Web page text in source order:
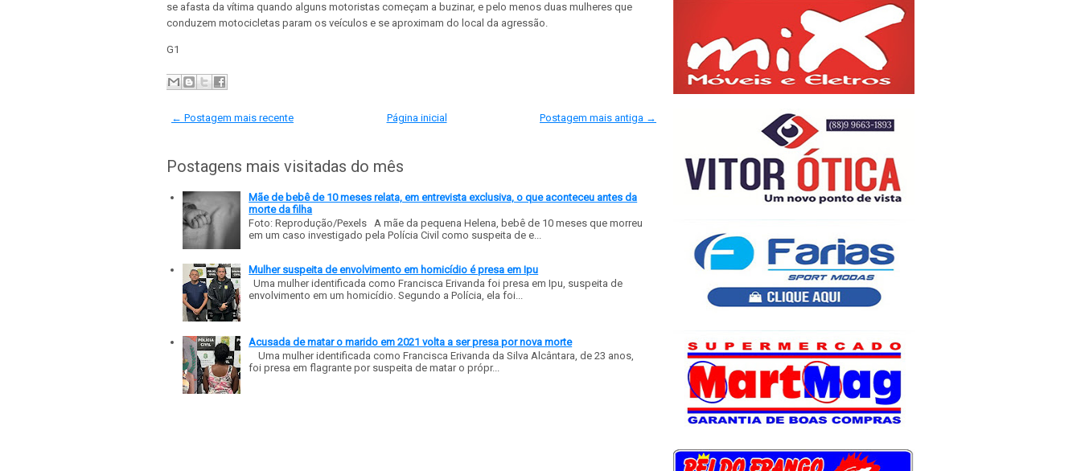
se afasta da vítima quando alguns motoristas começam a buzinar, e pelo menos duas mulheres que
conduzem motocicletas param os veículos e se aproximam do local da agressão.
G1
← Postagem mais recente Postagem mais antiga →
Página inicial
Postagens mais visitadas do mês
Mãe de bebê de 10 meses relata, em entrevista exclusiva, o que aconteceu antes da
morte da filha
Foto: Reprodução/Pexels A mãe da pequena Helena, bebê de 10 meses que morreu
em um caso investigado pela Polícia Civil como suspeita de e...
Mulher suspeita de envolvimento em homicídio é presa em Ipu
Uma mulher identificada como Francisca Erivanda foi presa em Ipu, suspeita de
envolvimento em um homicídio. Segundo a Polícia, ela foi...
Acusada de matar o marido em 2021 volta a ser presa por nova morte
Uma mulher identificada como Francisca Erivanda da Silva Alcântara, de 23 anos,
foi presa em flagrante por suspeita de matar o própr...